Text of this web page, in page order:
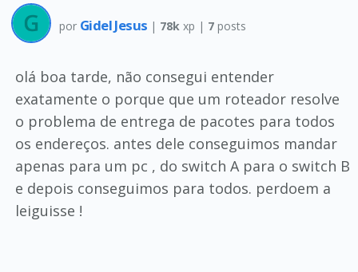
por Gidel Jesus | 78k xp | 7posts
olá boa tarde, não consegui entender
exatamente o porque que um roteador resolve
o problema de entrega de pacotes para todos
os endereços. antes dele conseguimos mandar
apenas para um pc , do switch A para o switch B
e depois conseguimos para todos. perdoem a
leiguisse !